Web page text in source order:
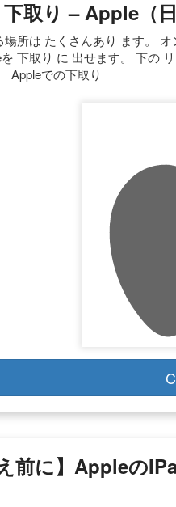
取り – Apple（
場所は たくさんあり ます。
下取り に 出せます。 下の
Appleでの下取り
え前に】Appleの